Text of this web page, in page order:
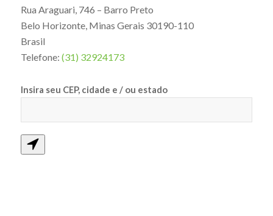
Rua Araguari, 746 – Barro Preto
Belo Horizonte, Minas Gerais 30190-110
Brasil
Telefone: (31) 32924173
Insira seu CEP, cidade e / ou estado